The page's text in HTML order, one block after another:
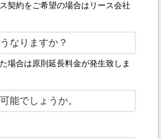
契約をご希望の場合はリース会社
なりますか？
場合は原則延長料金が発生致しま
能でしょうか。